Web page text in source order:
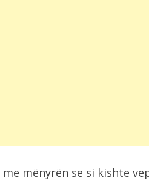
mënyrën se si kishte